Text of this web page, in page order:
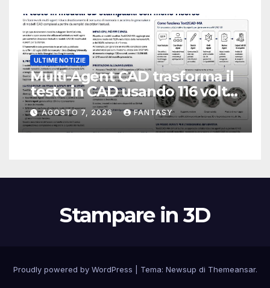
ULTIME NOTIZIE
Multi-Agent CAD trasforma il
testo in CAD usando 116 volte
meno token
AGOSTO 7, 2026 FANTASY
Stampare in 3D
Proudly powered by WordPress Tema: Newsup di Themeansar.